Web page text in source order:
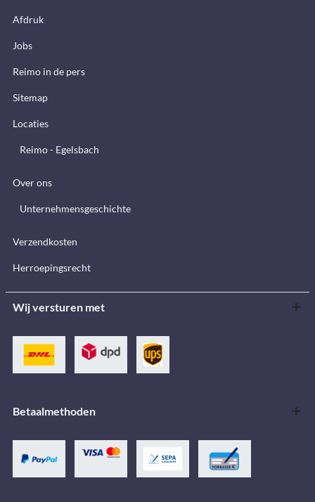
Afdruk
Jobs
Reimo in de pers
Sitemap
Locaties
Reimo - Egelsbach
Over ons
Unternehmensgeschichte
Verzendkosten
Herroepingsrecht
Wij versturen met
Betaalmethoden